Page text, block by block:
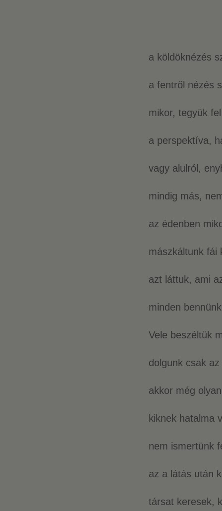
a köldöknézés
a fentről nézés
mikor, tegyük
a perspektíva,
vagy alulról,
mindig más,
az édenben
mászkáltunk fái
azt láttuk, ami
minden
Vele beszéltük
dolgunk csak
akkor még
kiknek hatalma
nem ismertünk
az a látás után
társat keresek,